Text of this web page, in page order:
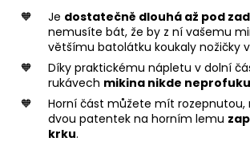
Je dostatečně dlouhá až pod
nemusíte bát, že by z ní vašemu
většímu batolátku koukaly nožičky
Díky praktickému nápletu v dolní
rukávech mikina nikde
Horní část můžete mít rozepnutou,
dvou patentek na horním lemu
krku.